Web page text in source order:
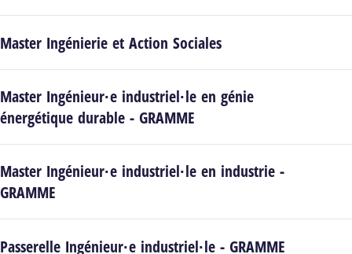
Master Ingénierie et Action Sociales
Master Ingénieur·e industriel·le en génie
énergétique durable - GRAMME
Master Ingénieur·e industriel·le en industrie -
GRAMME
Passerelle Ingénieur·e industriel·le - GRAMME